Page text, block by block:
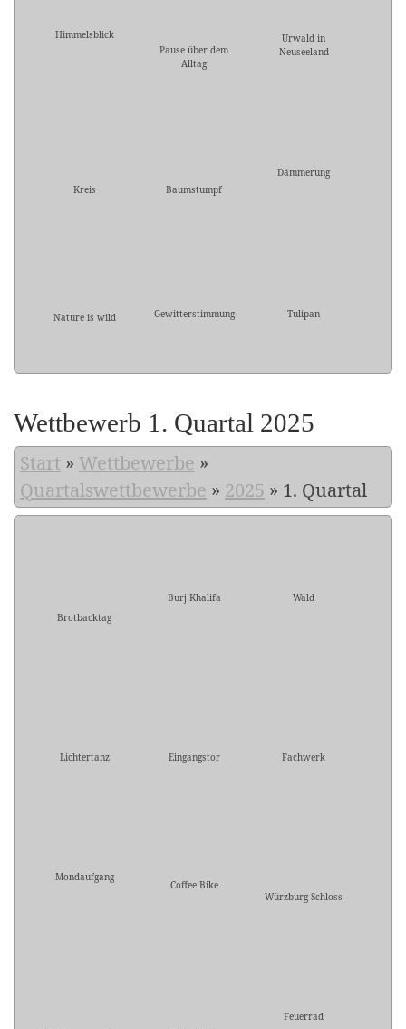
Himmelsblick
Pause über dem
Alltag
Urwald in
Neuseeland
Kreis Baumstumpf
Dämmerung
Nature is wild Gewitterstimmung Tulipan
Wettbewerb 1. Quartal 2025
Start » Wettbewerbe »
Quartalswettbewerbe » 2025 » 1. Quartal
Brotbacktag
Burj Khalifa Wald
Lichtertanz Eingangstor Fachwerk
Mondaufgang
Coffee Bike
Würzburg Schloss
Feuerrad